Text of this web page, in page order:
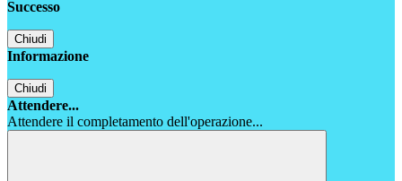
Successo
Chiudi
Informazione
Chiudi
Attendere...
Attendere il completamento dell'operazione...